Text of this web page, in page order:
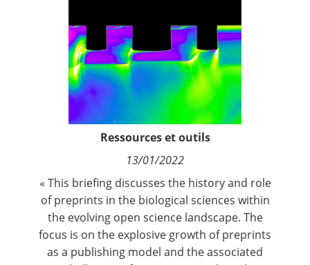
Nous suivre
Ressources et outils
13/01/2022
« This briefing discusses the history and role
of preprints in the biological sciences within
the evolving open science landscape. The
focus is on the explosive growth of preprints
as a publishing model and the associated